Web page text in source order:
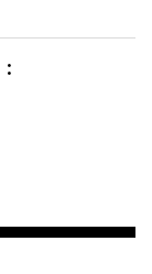
: